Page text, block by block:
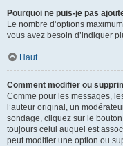
Pourquoi ne puis-je pas
Le nombre d’options
vous avez besoin d’indiquer
Haut
Comment modifier ou
Comme pour les messages,
l’auteur original, un
sondage, cliquez sur le bouton
toujours celui auquel est
peut modifier une option ou